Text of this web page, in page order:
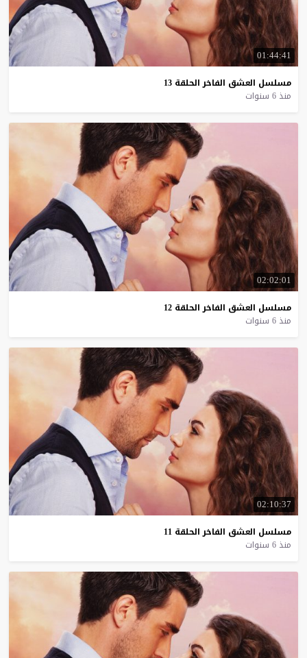
01:44:41
مسلسل العشق الفاخر الحلقة 13
منذ 6 سنوات
02:02:01
مسلسل العشق الفاخر الحلقة 12
منذ 6 سنوات
02:10:37
مسلسل العشق الفاخر الحلقة 11
منذ 6 سنوات